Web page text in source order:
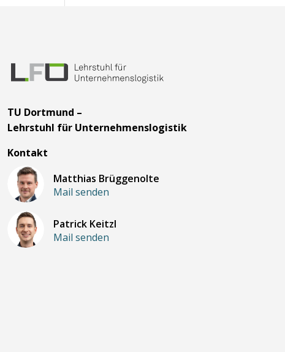
TU Dortmund –
Lehrstuhl für Unternehmenslogistik
Kontakt
Matthias Brüggenolte
Mail senden
Patrick Keitzl
Mail senden